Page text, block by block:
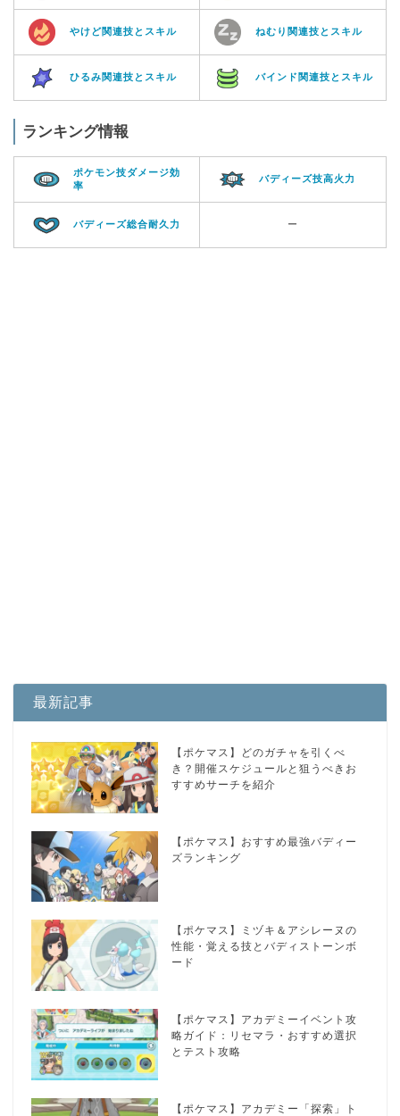
やけど関連技とスキル ねむり関連技とスキル
ひるみ関連技とスキル バインド関連技とスキル
ランキング情報
ポケモン技ダメージ効
率
バディーズ技高火力
バディーズ総合耐久力 ー
最新記事
【ポケマス】どのガチャを引くべ
き？開催スケジュールと狙うべきお
すすめサーチを紹介
【ポケマス】おすすめ最強バディー
ズランキング
【ポケマス】ミヅキ＆アシレーヌの
性能・覚える技とバディストーンボ
ード
【ポケマス】アカデミーイベント攻
略ガイド：リセマラ・おすすめ選択
とテスト攻略
【ポケマス】アカデミー「探索」ト